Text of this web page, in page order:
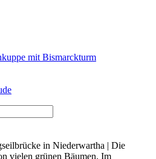
mit Bismarckturm